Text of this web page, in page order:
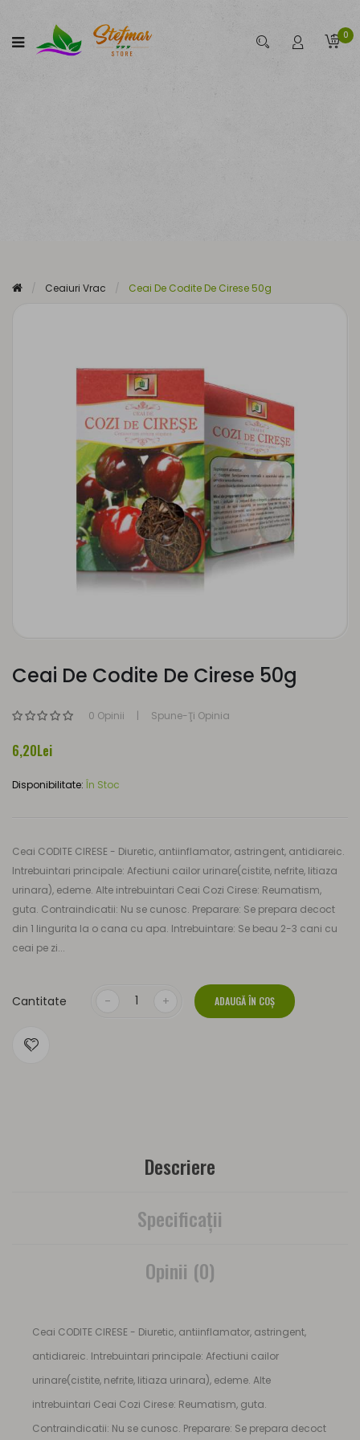
0
Ceaiuri Vrac Ceai De Codite De Cirese 50g
Ceai De Codite De Cirese 50g
0 Opinii Spune-Ţi Opinia
6,20Lei
Disponibilitate: În Stoc
Ceai CODITE CIRESE - Diuretic, antiinflamator, astringent, antidiareic.
Intrebuintari principale: Afectiuni cailor urinare(cistite, nefrite, litiaza
urinara), edeme. Alte intrebuintari Ceai Cozi Cirese: Reumatism,
guta. Contraindicatii: Nu se cunosc. Preparare: Se prepara decoct
din 1 lingurita la o cana cu apa. Intrebuintare: Se beau 2-3 cani cu
ceai pe zi...
Cantitate ADAUGĂ ÎN COŞ
Descriere
Specificaţii
Opinii (0)
Ceai CODITE CIRESE - Diuretic, antiinflamator, astringent,
antidiareic. Intrebuintari principale: Afectiuni cailor
urinare(cistite, nefrite, litiaza urinara), edeme. Alte
intrebuintari Ceai Cozi Cirese: Reumatism, guta.
Contraindicatii: Nu se cunosc. Preparare: Se prepara decoct